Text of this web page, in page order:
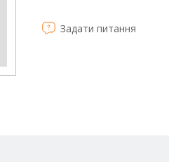
Задати питання